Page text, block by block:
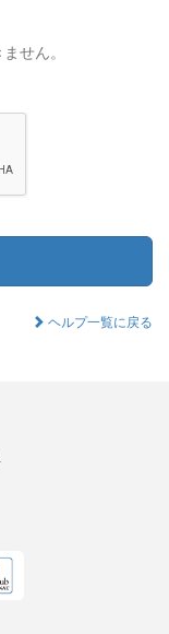
せん。
ヘルプ一覧に戻る